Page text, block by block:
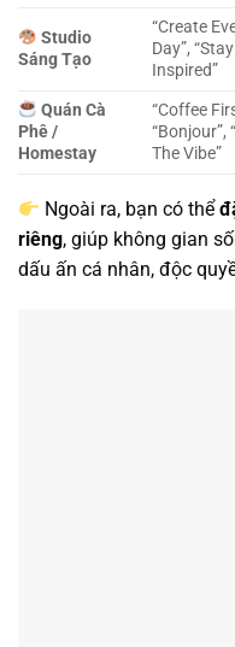
Studio
Sáng Tạo
“Create
Day”, “Stay
Inspired”
Quán Cà
Phê /
Homestay
“Coffee
“Bonjour”,
The Vibe”
Ngoài ra, bạn có thể
riêng, giúp không gian
dấu ấn cá nhân, độc